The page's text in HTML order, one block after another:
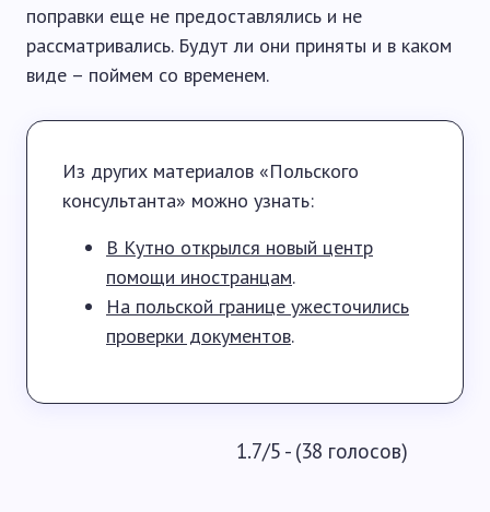
поправки еще не предоставлялись и не
рассматривались. Будут ли они приняты и в каком
виде – поймем со временем.
Из других материалов «Польского
консультанта» можно узнать:
В Кутно открылся новый центр
помощи иностранцам.
На польской границе ужесточились
проверки документов.
1.7/5 - (38 голосов)